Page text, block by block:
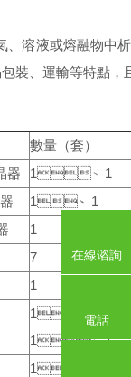
或熔融物中析出的過程
裝、運輸等特點
數量（套）
器
1、1
1、1
1
7
1
1
1、1
1
在線谘詢
電話